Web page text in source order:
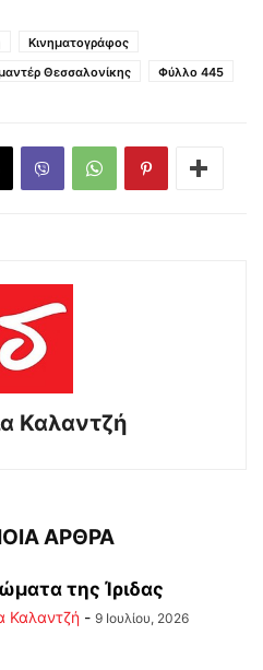
Κινηματογράφος
Θεσσαλονίκης Φύλλο 445
Καλαντζή
ΑΡΘΡΑ
της Ίριδας
Καλαντζή - 9 Ιουλίου, 2026